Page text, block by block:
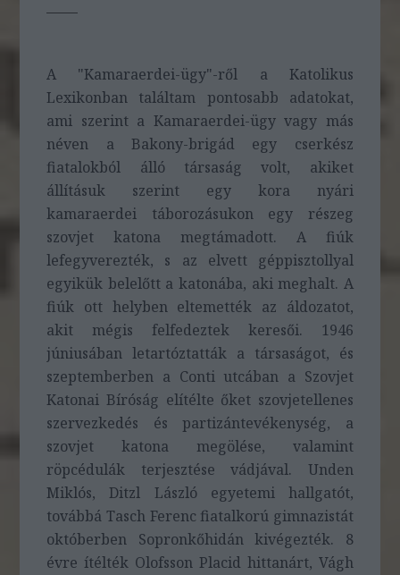
A "Kamaraerdei-ügy"-ről a Katolikus
Lexikonban találtam pontosabb adatokat,
ami szerint a Kamaraerdei-ügy vagy más
néven a Bakony-brigád egy cserkész
fiatalokból álló társaság volt, akiket
állításuk szerint egy kora nyári
kamaraerdei táborozásukon egy
részeg
szovjet katona megtámadott. A fiúk
lefegyverezték, s az elvett géppisztollyal
egyikük belelőtt a katonába, aki meghalt. A
fiúk ott helyben eltemették az áldozatot,
akit mégis felfedeztek keresői. 1946
júniusában letartóztatták a társaságot, és
szeptemberben a Conti utcában a Szovjet
Katonai Bíróság elítélte őket szovjetellenes
szervezkedés és partizántevékenység, a
szovjet katona megölése, valamint
röpcédulák terjesztése vádjával. Unden
Miklós, Ditzl László egyetemi hallgatót,
továbbá Tasch Ferenc fiatalkorú gimnazistát
októberben Sopronkőhidán kivégezték. 8
évre ítélték Olofsson Placid hittanárt, Vágh